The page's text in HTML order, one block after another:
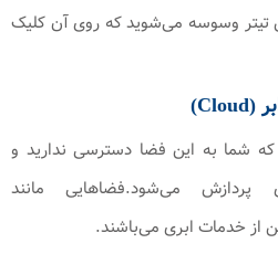
تیتر وسوسه می‌شوید که روی آن کلیک
شما به این فضا دسترسی ندارید و
می‌شود.فضاهایی مانند
از خدمات ابری می‌باشند.